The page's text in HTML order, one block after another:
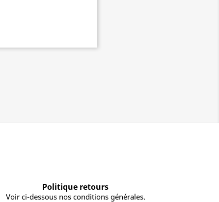
Politique retours
Voir ci-dessous nos conditions générales.